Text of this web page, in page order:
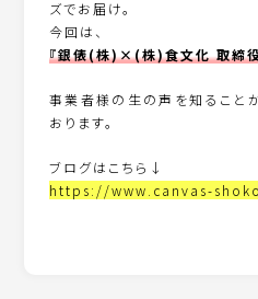
ズでお届け。
今回は、
『銀俵(株)×(株)食文化 取締
事業者様の生の声を知ること
おります。
ブログはこちら↓
https://www.canvas-